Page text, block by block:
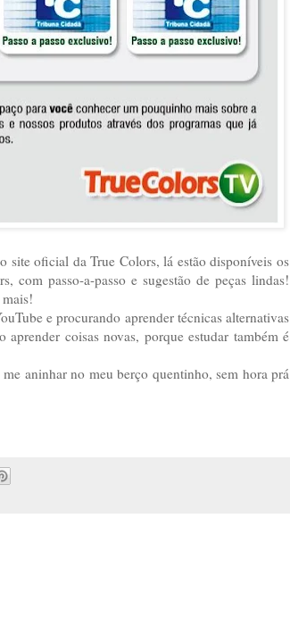
site oficial da True Colors, lá estão disponíveis os
com passo-a-passo e sugestão de peças lindas!
e procurando aprender técnicas alternativas
aprender coisas novas, porque estudar também é
aninhar no meu berço quentinho, sem hora prá